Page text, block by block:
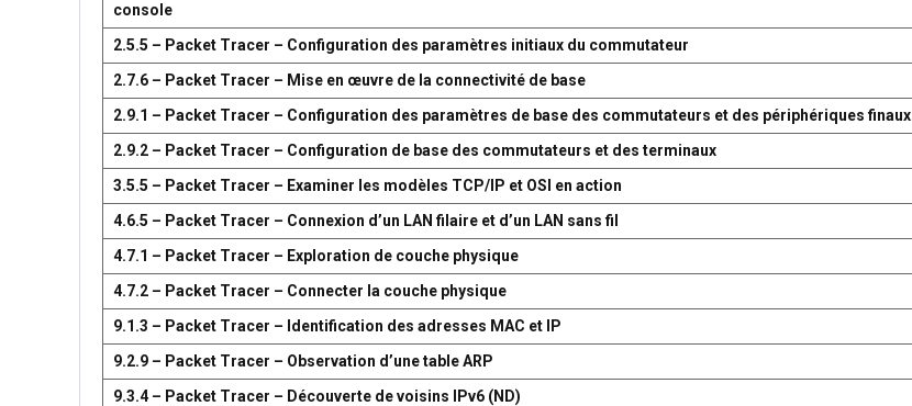
console
2.5.5 – Packet Tracer – Configuration des paramètres initiaux du commutateur
2.7.6 – Packet Tracer – Mise en œuvre de la connectivité de base
2.9.1 – Packet Tracer – Configuration des paramètres de base des commutateurs et des périphériques finaux
2.9.2 – Packet Tracer – Configuration de base des commutateurs et des terminaux
3.5.5 – Packet Tracer – Examiner les modèles TCP/IP et OSI en action
4.6.5 – Packet Tracer – Connexion d’un LAN filaire et d’un LAN sans fil
4.7.1 – Packet Tracer – Exploration de couche physique
4.7.2 – Packet Tracer – Connecter la couche physique
9.1.3 – Packet Tracer – Identification des adresses MAC et IP
9.2.9 – Packet Tracer – Observation d’une table ARP
9.3.4 – Packet Tracer – Découverte de voisins IPv6 (ND)